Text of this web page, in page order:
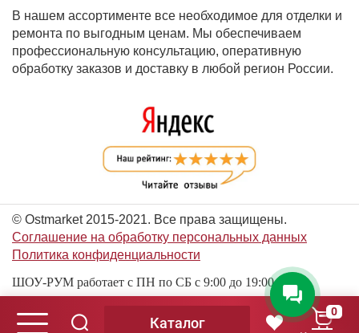
В нашем ассортименте все необходимое для отделки и
ремонта по выгодным ценам. Мы обеспечиваем
профессиональную консультацию, оперативную
обработку заказов и доставку в любой регион России.
© Ostmarket 2015-2021. Все права защищены.
Соглашение на обработку персональных данных
Политика конфиденциальности
ШОУ-РУМ работает с ПН по СБ с 9:00 до 19:00
© Ostmarket 2015-2026. Все права защищены.
Каталог
0